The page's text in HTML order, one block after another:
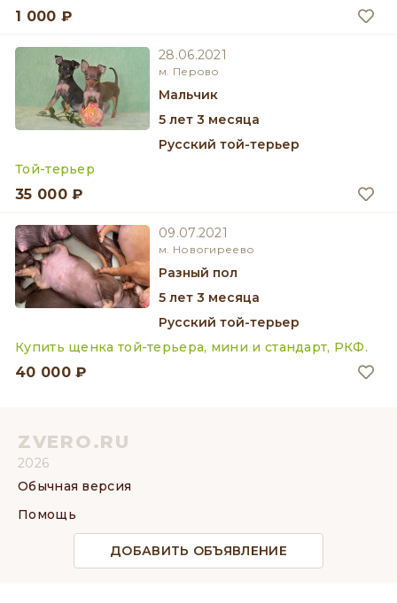
1 000 ₽
28.06.2021
м. Перово
мальчик
5 лет 3 месяца
Русский той-терьер
Той-терьер
35 000 ₽
09.07.2021
м. Новогиреево
разный пол
5 лет 3 месяца
Русский той-терьер
Купить щенка той-терьера, мини и стандарт, РКФ.
40 000 ₽
ZVERO.RU
2026
Обычная версия
Помощь
ДОБАВИТЬ ОБЪЯВЛЕНИЕ